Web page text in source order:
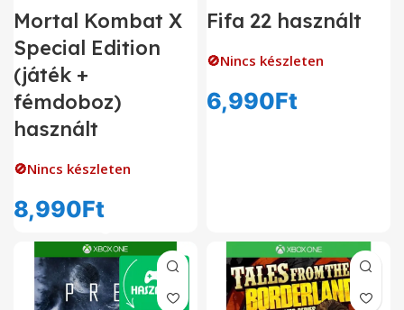
Mortal Kombat X
Special Edition
(játék +
fémdoboz)
használt
🚫Nincs készleten
8,990Ft
Fifa 22 használt
🚫Nincs készleten
6,990Ft